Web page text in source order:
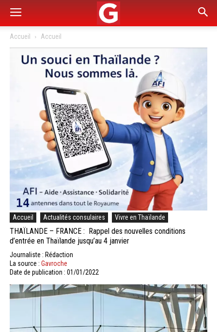
Accueil Accueil
Accueil Actualités consulaires Vivre en Thaïlande
THAÏLANDE – FRANCE : Rappel des nouvelles conditions
d’entrée en Thaïlande jusqu’au 4 janvier
Journaliste : Rédaction
La source : Gavroche
Date de publication : 01/01/2022